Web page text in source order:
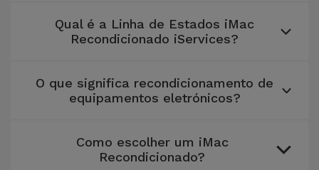
Acessórios
Computador
Qual é a Linha de Estados iMac
Recondicionado iServices?
O que significa recondicionamento de
equipamentos eletrónicos?
Como escolher um iMac
Recondicionado?